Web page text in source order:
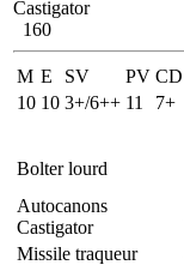
Castigator
160
M E SV PV CD
10 10 3+/6++ 11 7+
Bolter lourd
Autocanons
Castigator
Missile traqueur